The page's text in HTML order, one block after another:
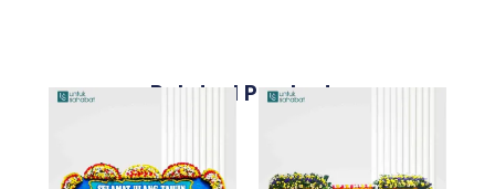
Related Products